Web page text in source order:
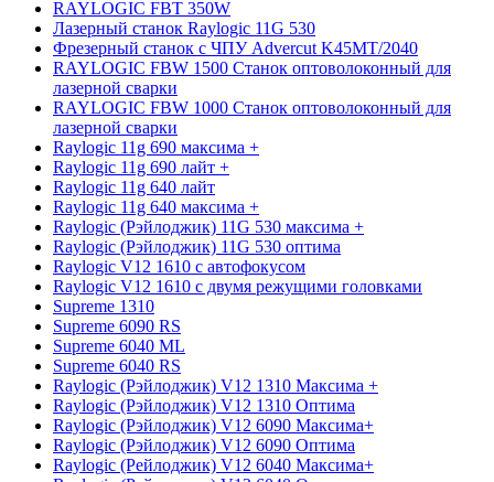
RAYLOGIC FBT 350W
Лазерный станок Raylogic 11G 530
Фрезерный станок с ЧПУ Advercut K45MT/2040
RAYLOGIC FBW 1500 Станок оптоволоконный для
лазерной сварки
RAYLOGIC FBW 1000 Станок оптоволоконный для
лазерной сварки
Raylogic 11g 690 максима +
Raylogic 11g 690 лайт +
Raylogic 11g 640 лайт
Raylogic 11g 640 максима +
Raylogic (Рэйлоджик) 11G 530 максима +
Raylogic (Рэйлоджик) 11G 530 оптима
Raylogic V12 1610 с автофокусом
Raylogic V12 1610 с двумя режущими головками
Supreme 1310
Supreme 6090 RS
Supreme 6040 ML
Supreme 6040 RS
Raylogic (Рэйлоджик) V12 1310 Максима +
Raylogic (Рэйлоджик) V12 1310 Оптима
Raylogic (Рэйлоджик) V12 6090 Максима+
Raylogic (Рэйлоджик) V12 6090 Оптима
Raylogic (Рейлоджик) V12 6040 Максима+